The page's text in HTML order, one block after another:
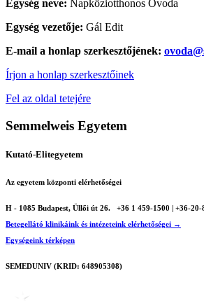
Egység neve: Napköziotthonos Óvoda
Egység vezetője: Gál Edit
E-mail a honlap szerkesztőjének:
Írjon a honlap szerkesztőinek
Fel az oldal tetejére
Semmelweis Egyetem
Kutató-Elitegyetem
Az egyetem központi elérhetőségei
H - 1085 Budapest, Üllői út 26.
+36 1 459-1500 | +36-20-
Betegellátó klinikáink és intézeteink elérhetőségei →
Egységeink térképen
SEMEDUNIV (KRID: 648905308)